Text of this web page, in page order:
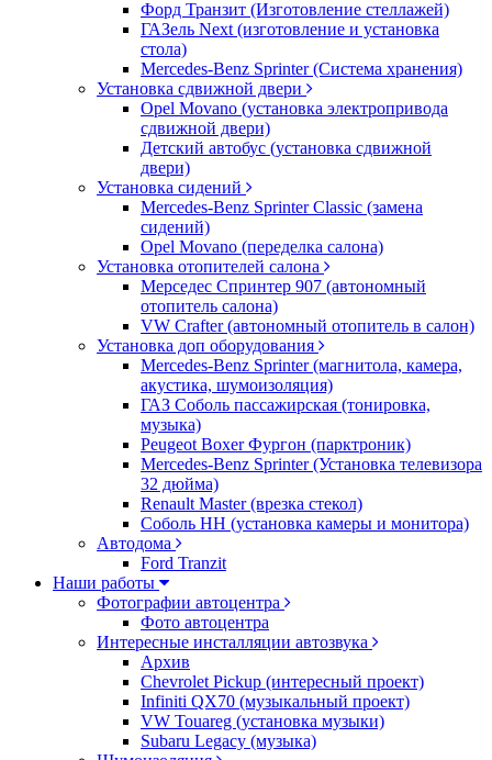
Форд Транзит (Изготовление стеллажей)
ГАЗель Next (изготовление и установка
стола)
Mercedes-Benz Sprinter (Система хранения)
Установка сдвижной двери
Opel Movano (установка электропривода
сдвижной двери)
Детский автобус (установка сдвижной
двери)
Установка сидений
Mercedes-Benz Sprinter Classic (замена
сидений)
Opel Movano (переделка салона)
Установка отопителей салона
Мерседес Спринтер 907 (автономный
отопитель салона)
VW Crafter (автономный отопитель в салон)
Установка доп оборудования
Mercedes-Benz Sprinter (магнитола, камера,
акустика, шумоизоляция)
ГАЗ Соболь пассажирская (тонировка,
музыка)
Peugeot Boxer Фургон (парктроник)
Mercedes-Benz Sprinter (Установка телевизора
32 дюйма)
Renault Master (врезка стекол)
Соболь НН (установка камеры и монитора)
Автодома
Ford Tranzit
Наши работы
Фотографии автоцентра
Фото автоцентра
Интересные инсталляции автозвука
Архив
Chevrolet Pickup (интересный проект)
Infiniti QX70 (музыкальный проект)
VW Touareg (установка музыки)
Subaru Legacy (музыка)